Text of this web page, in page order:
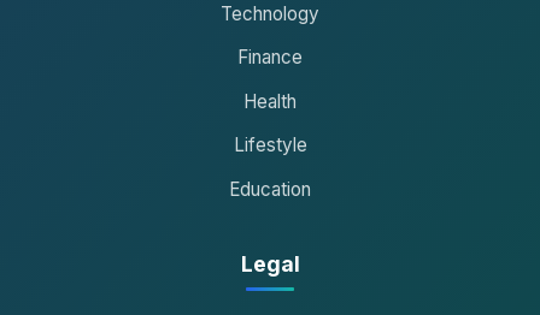
Technology
Finance
Health
Lifestyle
Education
Legal